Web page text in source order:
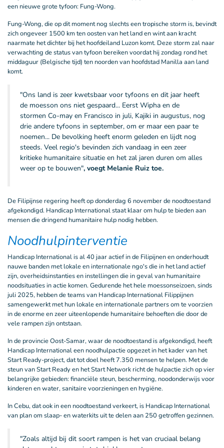
een nieuwe grote tyfoon: Fung-Wong.
Fung-Wong, die op dit moment nog slechts een tropische storm is, bevindt
zich ongeveer 1500 km ten oosten van het land en wint aan kracht
naarmate het dichter bij het hoofdeiland Luzon komt. Deze storm zal naar
verwachting de status van tyfoon bereiken voordat hij zondag rond het
middaguur (Belgische tijd) ten noorden van hoofdstad Manilla aan land
komt.
"Ons land is zeer kwetsbaar voor tyfoons en dit jaar heeft
de moesson ons niet gespaard... Eerst Wipha en de
stormen Co-may en Francisco in juli, Kajiki in augustus, nog
drie andere tyfoons in september, om er maar een paar te
noemen... De bevolking heeft enorm geleden en lijdt nog
steeds. Veel regio's bevinden zich vandaag in een zeer
kritieke humanitaire situatie en het zal jaren duren om alles
weer op te bouwen", voegt Melanie Ruiz toe.
De Filipijnse regering heeft op donderdag 6 november de noodtoestand
afgekondigd. Handicap International staat klaar om hulp te bieden aan
mensen die dringend humanitaire hulp nodig hebben.
Noodhulpinterventie
Handicap International is al 40 jaar actief in de Filipijnen en onderhoudt
nauwe banden met lokale en internationale ngo's die in het land actief
zijn, overheidsinstanties en instellingen die in geval van humanitaire
noodsituaties in actie komen. Gedurende het hele moessonseizoen, sinds
juli 2025, hebben de teams van Handicap International Filippijnen
samengewerkt met hun lokale en internationale partners om te voorzien
in de enorme en zeer uiteenlopende humanitaire behoeften die door de
vele rampen zijn ontstaan.
In de provincie Oost-Samar, waar de noodtoestand is afgekondigd, heeft
Handicap International een noodhulpactie opgezet in het kader van het
Start Ready-project, dat tot doel heeft 7.350 mensen te helpen. Met de
steun van Start Ready en het Start Network richt de hulpactie zich op vier
belangrijke gebieden: financiële steun, bescherming, noodonderwijs voor
kinderen en water, sanitaire voorzieningen en hygiëne.
In Cebu, dat ook in een noodtoestand verkeert, is Handicap International
van plan om slaap- en waterkits uit te delen aan 250 getroffen gezinnen.
"Zoals altijd bij dit soort rampen is het van cruciaal belang